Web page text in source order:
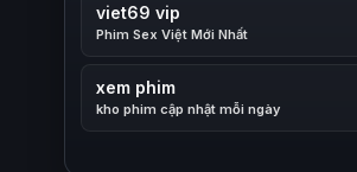
viet69 vip
Phim Sex Việt Mới Nhất
xem phim
kho phim cập nhật mỗi ngày